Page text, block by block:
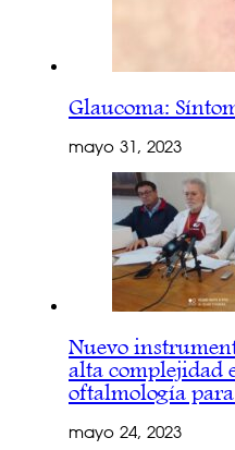
Glaucoma:
mayo 31, 2023
Nuevo
alta complejidad
oftalmología
mayo 24, 2023